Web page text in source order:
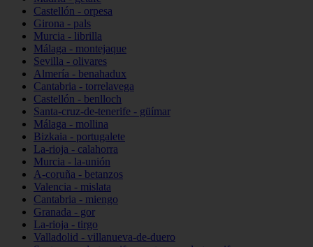
Castellón - orpesa
Girona - pals
Murcia - librilla
Málaga - montejaque
Sevilla - olivares
Almería - benahadux
Cantabria - torrelavega
Castellón - benlloch
Santa-cruz-de-tenerife - güímar
Málaga - mollina
Bizkaia - portugalete
La-rioja - calahorra
Murcia - la-unión
A-coruña - betanzos
Valencia - mislata
Cantabria - miengo
Granada - gor
La-rioja - tirgo
Valladolid - villanueva-de-duero